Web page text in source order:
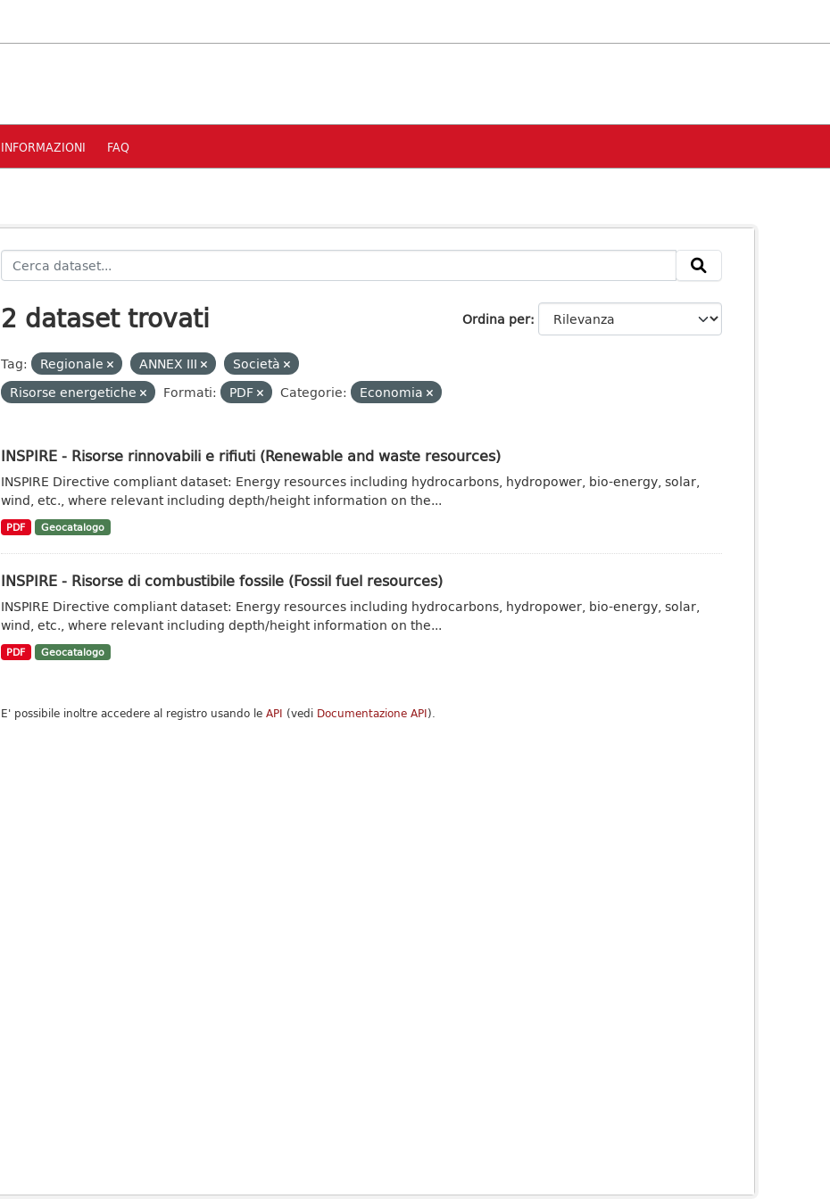
INFORMAZIONI FAQ
Ordina per
2 dataset trovati
Tag: Regionale ANNEX III
Società
Risorse energetiche
Formati: PDF Categorie: Economia
INSPIRE - Risorse rinnovabili e rifiuti (Renewable and waste resources)
INSPIRE Directive compliant dataset: Energy resources including hydrocarbons, hydropower, bio-energy, solar,
wind, etc., where relevant including depth/height information on the...
PDF Geocatalogo
INSPIRE - Risorse di combustibile fossile (Fossil fuel resources)
INSPIRE Directive compliant dataset: Energy resources including hydrocarbons, hydropower, bio-energy, solar,
wind, etc., where relevant including depth/height information on the...
PDF Geocatalogo
E' possibile inoltre accedere al registro usando le API (vedi Documentazione API).